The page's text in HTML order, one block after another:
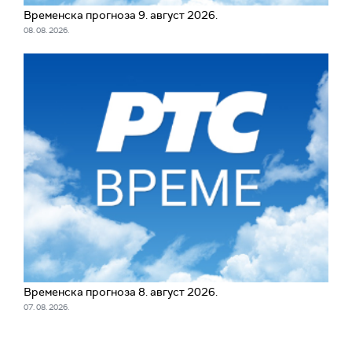
Временска прогноза 9. август 2026.
08. 08. 2026.
Временска прогноза 8. август 2026.
07. 08. 2026.